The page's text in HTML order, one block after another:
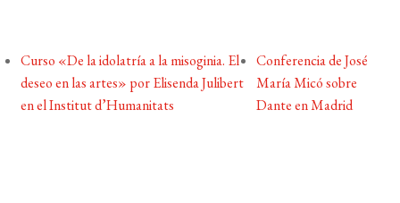
Curso «De la idolatría a la misoginia. El
deseo en las artes» por Elisenda Julibert
en el Institut d’Humanitats
Conferencia de José
María Micó sobre
Dante en Madrid